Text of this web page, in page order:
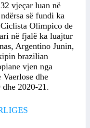
vjeçar luan në
së fundi ka
Olimpico de
në fjalë ka luajtur
Argentino Junin,
brazilian
vjen nga
dhe
2020-21.